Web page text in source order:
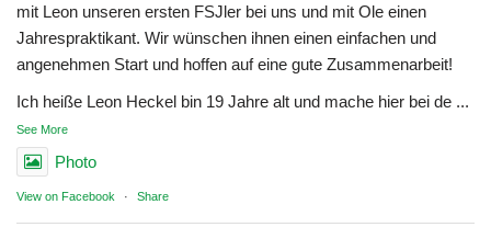
mit Leon unseren ersten FSJler bei uns und mit Ole einen
Jahrespraktikant. Wir wünschen ihnen einen einfachen und
angenehmen Start und hoffen auf eine gute Zusammenarbeit!
Ich heiße Leon Heckel bin 19 Jahre alt und mache hier bei de ...
See More
Photo
View on Facebook · Share